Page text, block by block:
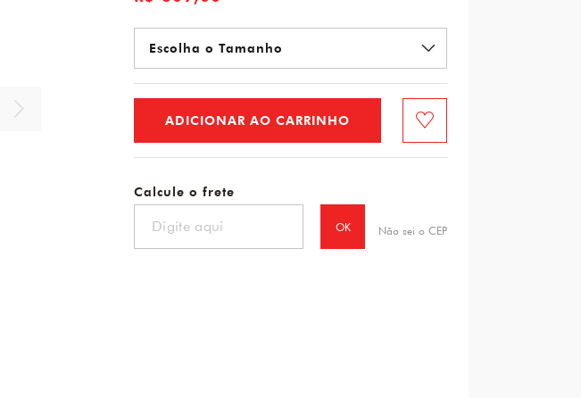
ADICIONAR AO CARRINHO Favorito
Calcule o frete
OK Não sei o CEP